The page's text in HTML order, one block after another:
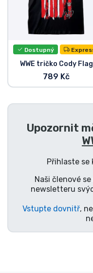
Dostupný
WWE tričko Cody Flag
789 Kč
Upozornit
Přihlaste
Naši členové
newsletteru
Vstupte dovnitř,
Filmové věci
Úžasné věci
Anime věci
Hráčské věci
Typy produktů
Značky